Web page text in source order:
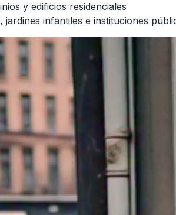
y edificios residenciales
jardines infantiles e instituciones